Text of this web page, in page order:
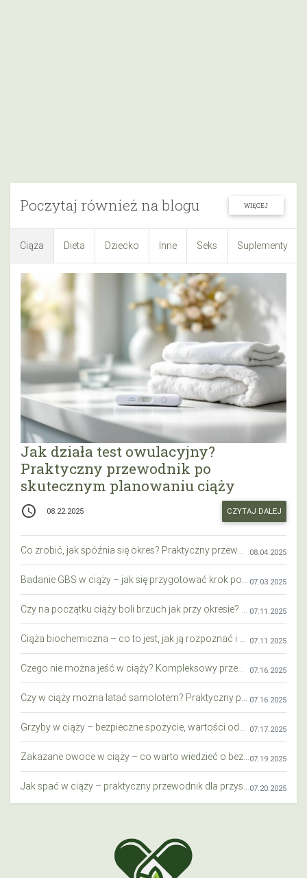
Poczytaj również na blogu WIĘCEJ
Ciąża Dieta Dziecko Inne Seks Suplementy
Jak działa test owulacyjny?
Praktyczny przewodnik po
skutecznym planowaniu ciąży
access_time 08.22.2025 CZYTAJ DALEJ
08.04.2025
07.03.2025
07.11.2025
07.11.2025
07.16.2025
07.16.2025
07.17.2025
07.19.2025
07.20.2025